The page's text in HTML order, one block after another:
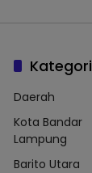
Kategori
Daerah
Kota Bandar
Lampung
Barito Utara